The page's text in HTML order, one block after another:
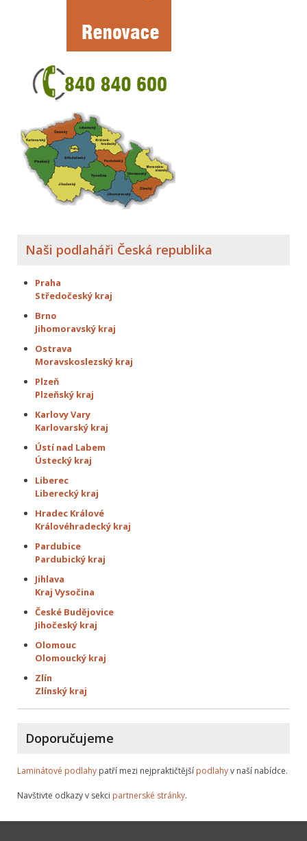
Naši podlaháři Česká republika
Praha
Středočeský kraj
Brno
Jihomoravský kraj
Ostrava
Moravskoslezský kraj
Plzeň
Plzeňský kraj
Karlovy Vary
Karlovarský kraj
Ústí nad Labem
Ústecký kraj
Liberec
Liberecký kraj
Hradec Králové
Královéhradecký kraj
Pardubice
Pardubický kraj
Jihlava
Kraj Vysočina
České Budějovice
Jihočeský kraj
Olomouc
Olomoucký kraj
Zlín
Zlínský kraj
Doporučujeme
Laminátové podlahy patří mezi nejpraktičtější podlahyv naší nabídce.
Navštivte odkazy v sekci partnerské stránky.